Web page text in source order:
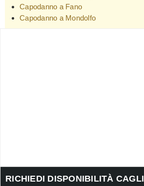
Capodanno a Fano
Capodanno a Mondolfo
RICHIEDI DISPONIBILITÀ CAGLI